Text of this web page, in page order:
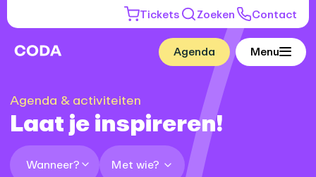
Tickets Zoeken Contact
Agenda Menu
Agenda & activiteiten
Laat je inspireren!
Wanneer? Met wie?